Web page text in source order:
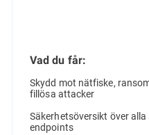
Vad du får:
Skydd mot nätfiske,
fillösa attacker
Säkerhetsöversikt över
endpoints